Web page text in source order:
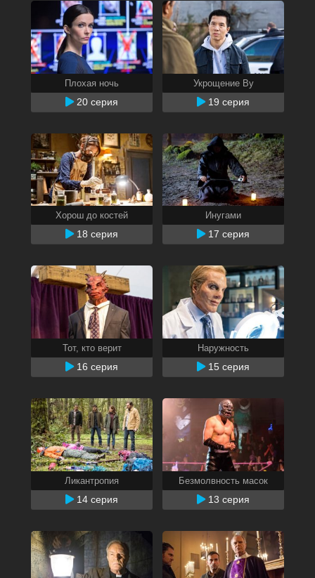
Плохая ночь
20 серия
Укрощение Ву
19 серия
Хорош до костей
18 серия
Инугами
17 серия
Тот, кто верит
16 серия
Наружность
15 серия
Ликантропия
14 серия
Безмолвность масок
13 серия